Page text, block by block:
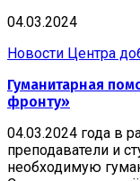
04.03.2024
Новости Центра
Гуманитарная
фронту»
04.03.2024 года в
преподаватели и
необходимую